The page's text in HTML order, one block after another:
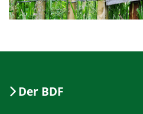
Der BDF